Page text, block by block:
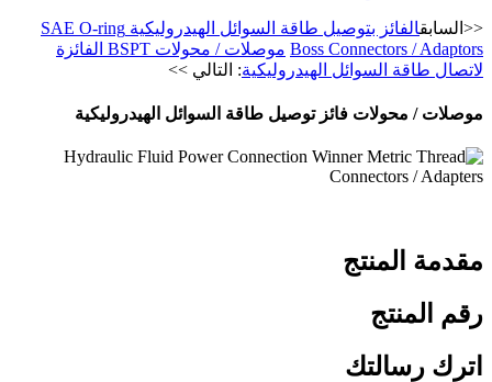
<<السابق
الفائز بتوصيل طاقة السوائل الهيدروليكية SAE O-ring
Boss Connectors / Adaptors
موصلات / محولات BSPT الفائزة
لاتصال طاقة السوائل الهيدروليكية: التالي >>
موصلات / محولات فائز توصيل طاقة السوائل الهيدروليكية
مقدمة المنتج
رقم المنتج
اترك رسالتك